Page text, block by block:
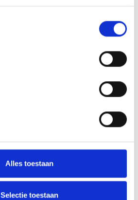
Alles toestaan
Selectie toestaan